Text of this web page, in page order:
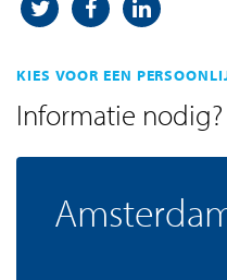
KIES VOOR EEN
Informatie nodig?